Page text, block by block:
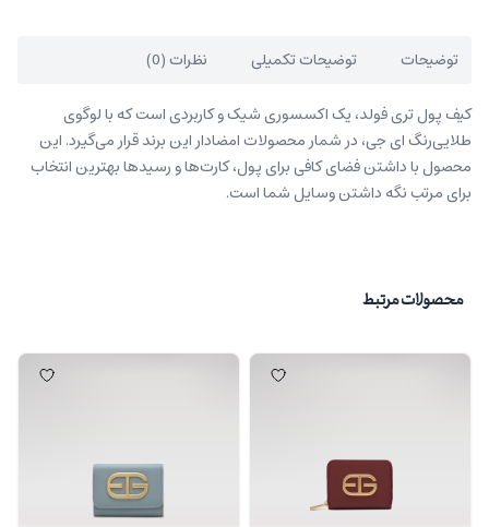
توضیحات توضیحات تکمیلی نظرات (0)
کیف پول تری فولد، یک اکسسوری شیک و کاربردی است که با لوگوی
طلایی‌رنگ ای جی، در شمار محصولات امضادار این برند قرار می‌گیرد. این
محصول با داشتن فضای کافی برای پول، کارت‌ها و رسیدها بهترین انتخاب
برای مرتب نگه داشتن وسایل شما است.
محصولات مرتبط